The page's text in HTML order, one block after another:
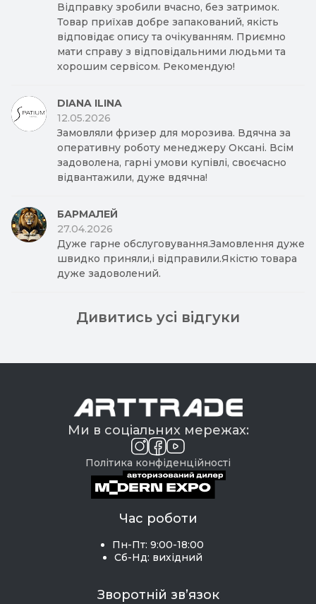
Відправку зробили вчасно, без затримок.
Товар приїхав добре запакований, якість
відповідає опису та очікуванням. Приємно
мати справу з відповідальними людьми та
хорошим сервісом. Рекомендую!
DIANA ILINA
12.05.2026
Замовляли фризер для морозива. Вдячна за
оперативну роботу менеджеру Оксані. Всім
задоволена, гарні умови купівлі, своєчасно
відвантажили, дуже вдячна!
БАРМАЛЕЙ
27.04.2026
Дуже гарне обслуговування.Замовлення дуже
швидко приняли,і відправили.Якістю товара
дуже задоволений.
Дивитись усі відгуки
Ми в соціальних мережах:
Політика конфіденційності
Час роботи
Пн-Пт: 9:00-18:00
Сб-Нд: вихідний
Зворотній зв’язок